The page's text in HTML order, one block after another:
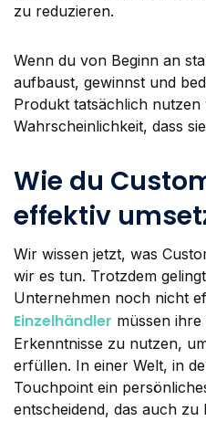
zu reduzieren.
Wenn du von Beginn an
aufbaust, gewinnst und
Produkt tatsächlich nutzen
Wahrscheinlichkeit, dass
Wie du
effektiv
Wir wissen jetzt, was
wir es tun. Trotzdem
Unternehmen noch nicht
Einzelhändler müssen
Erkenntnisse zu nutzen,
erfüllen. In einer Welt, in
Touchpoint ein
entscheidend, das auch